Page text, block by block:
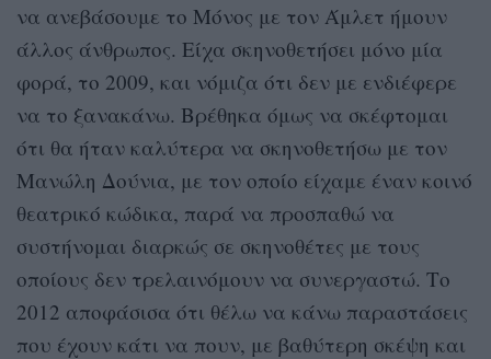
να ανεβάσουμε το Μόνος με τον Άμλετ ήμουν
άλλος άνθρωπος. Είχα σκηνοθετήσει μόνο μία
φορά, το 2009, και νόμιζα ότι δεν με ενδιέφερε
να το ξανακάνω. Βρέθηκα όμως να σκέφτομαι
ότι θα ήταν καλύτερα να σκηνοθετήσω με τον
Μανώλη Δούνια, με τον οποίο είχαμε έναν κοινό
θεατρικό κώδικα, παρά να προσπαθώ να
συστήνομαι διαρκώς σε σκηνοθέτες με τους
οποίους δεν τρελαινόμουν να συνεργαστώ. Το
2012 αποφάσισα ότι θέλω να κάνω παραστάσεις
που έχουν κάτι να πουν, με βαθύτερη σκέψη και